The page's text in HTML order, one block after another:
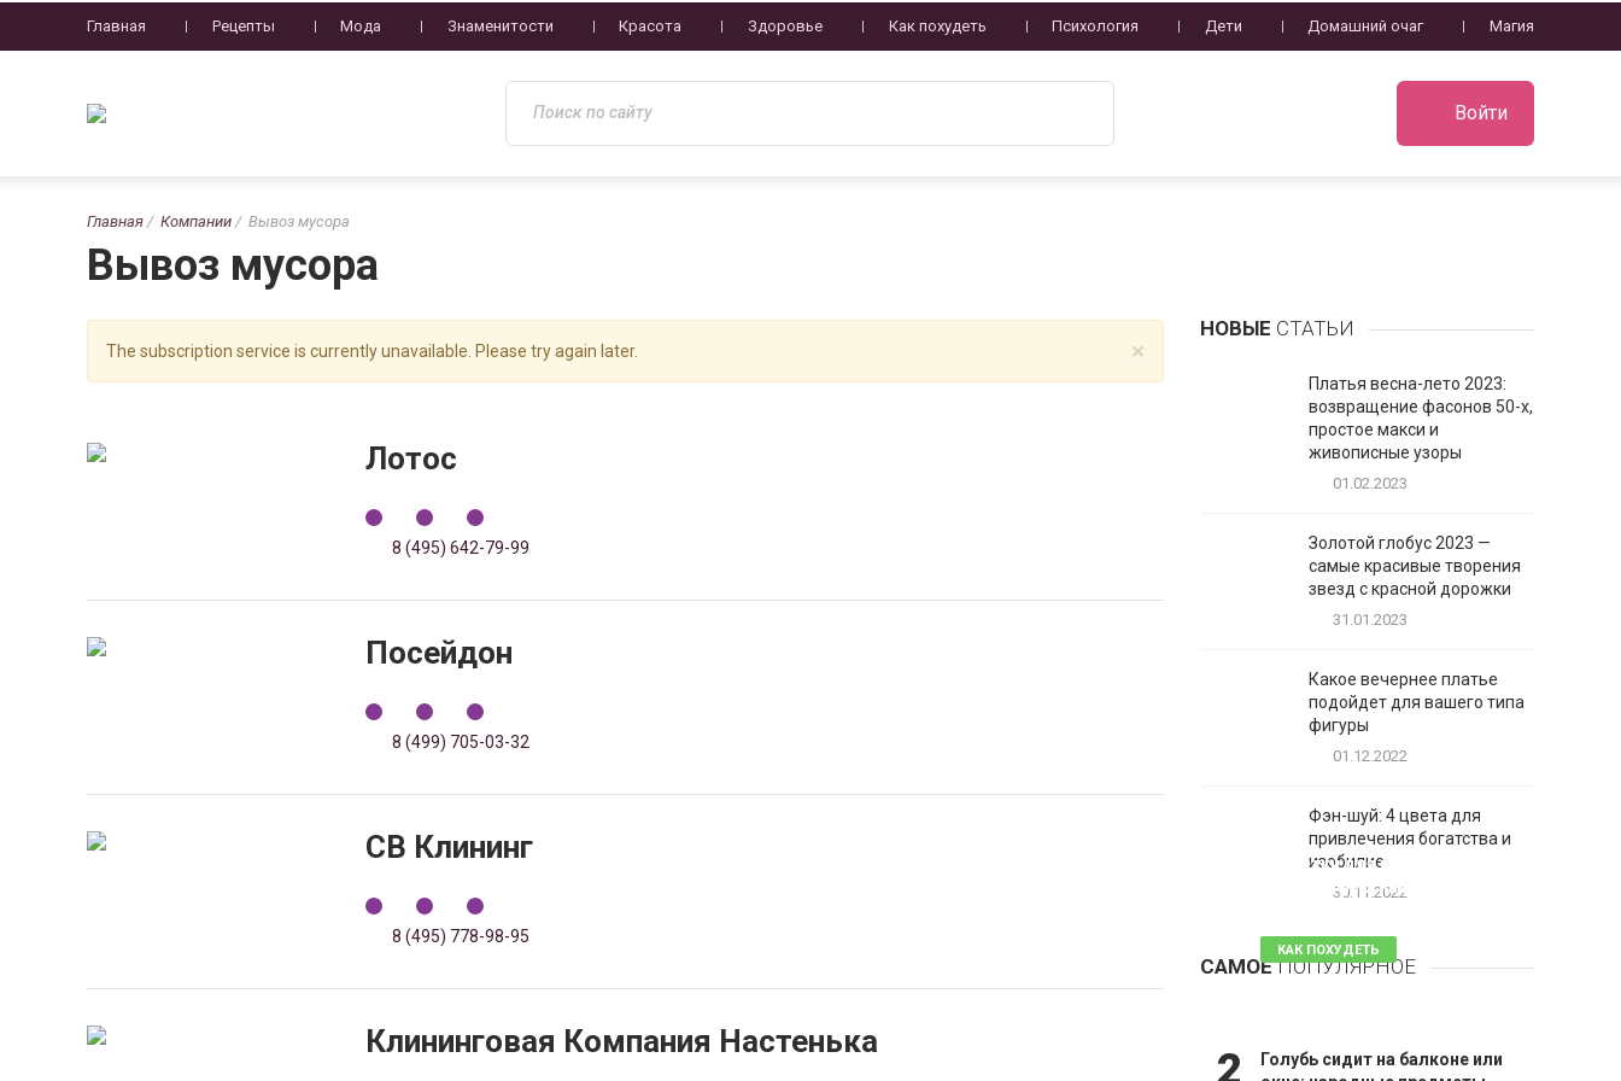
Главная Рецепты Мода Знаменитости Красота Здоровье Как похудеть Психология Дети Домашний очаг Магия
Войти
Главная Компании Вывоз мусора
Вывоз мусора
×
The subscription service is currently unavailable. Please try again later.
Лотос
8 (495) 642-79-99
Посейдон
8 (499) 705-03-32
СВ Клининг
8 (495) 778-98-95
Клининговая Компания Настенька
НОВЫЕ СТАТЬИ
Платья весна-лето 2023:
возвращение фасонов 50-х,
простое макси и
живописные узоры
01.02.2023
Золотой глобус 2023 —
самые красивые творения
звезд с красной дорожки
31.01.2023
Какое вечернее платье
подойдет для вашего типа
фигуры
01.12.2022
Фэн-шуй: 4 цвета для
привлечения богатства и
изобилие
30.11.2022
САМОЕПОПУЛЯРНОЕ
Таблетки для похудения -
обзор эффективных и
КАК ПОХУДЕТЬ
81 комментарий
2
Голубь сидит на балконе или